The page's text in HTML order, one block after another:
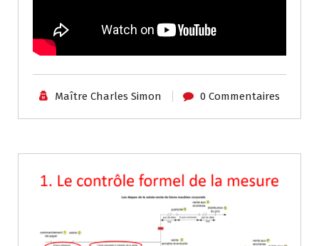
Maître Charles Simon 0 Commentaires